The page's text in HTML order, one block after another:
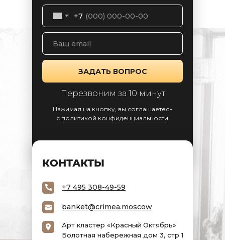
+7
ЗАДАТЬ ВОПРОС
КОНТАКТЫ
+7 495 308-49-59
banket@crimea.moscow
Арт кластер «Красный Октябрь»
Болотная набережная дом 3, стр 1
Перезвоним за 10 минут
Нажимая на кнопку, вы соглашаетесь
c политикой конфиденциальности